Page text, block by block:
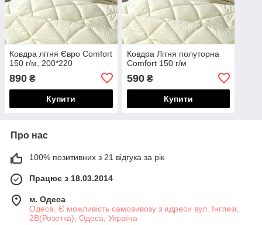
Ковдра літня Євро Comfort
150 г/м, 200*220
890 ₴
Купити
Ковдра Літня полуторна
Comfort 150 г/м
590₴
Купити
Про нас
100% позитивних з 21 відгука за рік
Працює з 18.03.2014
м. Одеса
Одеса. Є можливість самовивозу з адреси вул. Інглезі,
2В(Розетка), Одеса, Україна